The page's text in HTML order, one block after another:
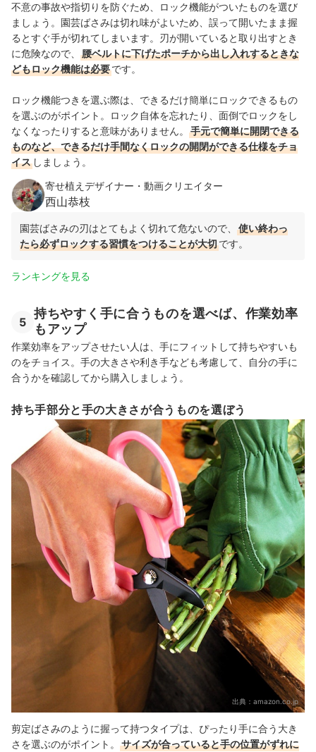
不意の事故や指切りを防ぐため、ロック機能がついたものを選び
ましょう。園芸ばさみは切れ味がよいため、誤って開いたまま握
るとすぐ手が切れてしまいます。刃が開いていると取り出すとき
に危険なので、
腰ベルトに下げたポーチから出し入れするときな
どもロック機能は必要です。
ロック機能つきを選ぶ際は、できるだけ簡単にロックできるもの
を選ぶのがポイント。ロック自体を忘れたり、面倒でロックをし
なくなったりすると意味がありません。
手元で簡単に開閉できる
ものなど、できるだけ手間なくロックの開閉ができる仕様をチョ
イス しましょう。
寄せ植えデザイナー・動画クリエイター
西山恭枝
園芸ばさみの刃はとてもよく切れて危ないので、
使い終わっ
たら必ずロックする習慣をつけることが大切です。
ランキングを見る
5
持ちやすく手に合うものを選べば、作業効率
もアップ
作業効率をアップさせたい人は、手にフィットして持ちやすいも
のをチョイス。手の大きさや利き手なども考慮して、自分の手に
合うかを確認してから購入しましょう。
持ち手部分と手の大きさが合うものを選ぼう
出典： amazon.co.jp
剪定ばさみのように握って持つタイプは、ぴったり手に合う大き
さを選ぶのがポイント。
サイズが合っていると手の位置がずれに